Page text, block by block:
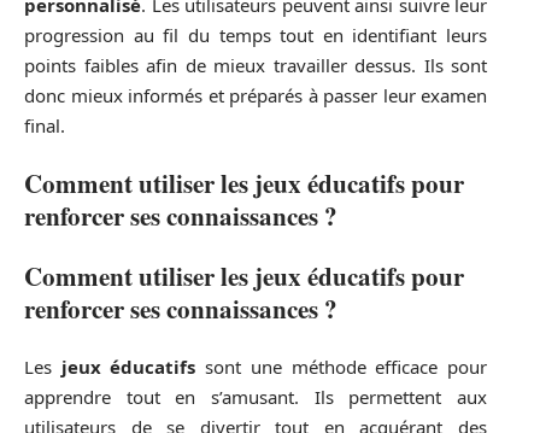
progression au fil du temps tout en identifiant leurs
points faibles afin de mieux travailler dessus. Ils sont
donc mieux informés et préparés à passer leur examen
final.
Comment utiliser les jeux éducatifs pour
renforcer ses connaissances ?
Comment utiliser les jeux éducatifspour
renforcer ses connaissances ?
Les jeux éducatifs sont une méthode efficace pour
apprendre tout en s’amusant. Ils permettent aux
utilisateurs de se divertir tout en acquérant des